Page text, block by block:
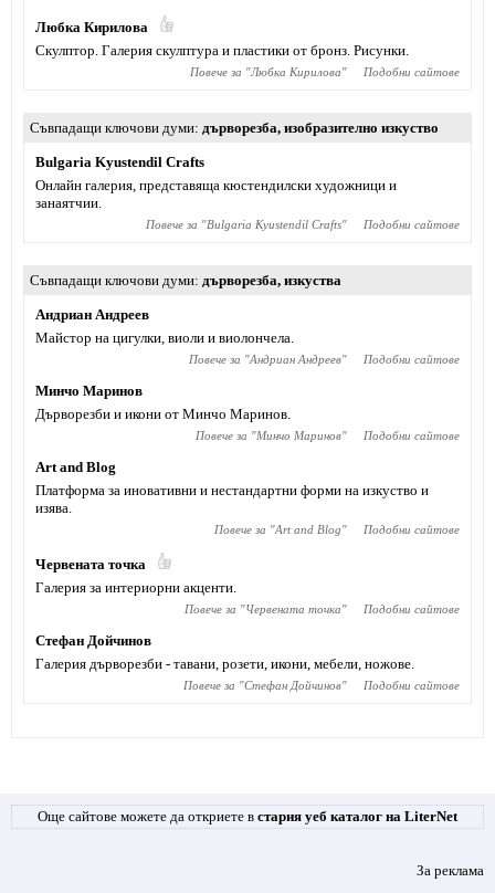
Любка Кирилова
Скулптор. Галерия скулптура и пластики от бронз. Рисунки.
Повече за "Любка Кирилова" Подобни сайтове
Съвпадащи ключови думи дърворезба, изобразително изкуство
Bulgaria Kyustendil Crafts
Онлайн галерия, представяща кюстендилски художници и
занаятчии.
Повече за "Bulgaria Kyustendil Crafts" Подобни сайтове
Съвпадащи ключови думи дърворезба, изкуства
Андриан Андреев
Майстор на цигулки, виоли и виолончела.
Повече за "Андриан Андреев" Подобни сайтове
Минчо Маринов
Дърворезби и икони от Минчо Маринов.
Повече за "Минчо Маринов" Подобни сайтове
Art and Blog
Платформа за иновативни и нестандартни форми на изкуство и
изява.
Повече за "Art and Blog" Подобни сайтове
Червената точка
Галерия за интериорни акценти.
Повече за "Червената точка" Подобни сайтове
Стефан Дойчинов
Галерия дърворезби - тавани, розети, икони, мебели, ножове.
Повече за "Стефан Дойчинов" Подобни сайтове
Още сайтове можете да откриете в стария уеб каталог на LiterNet
За реклама